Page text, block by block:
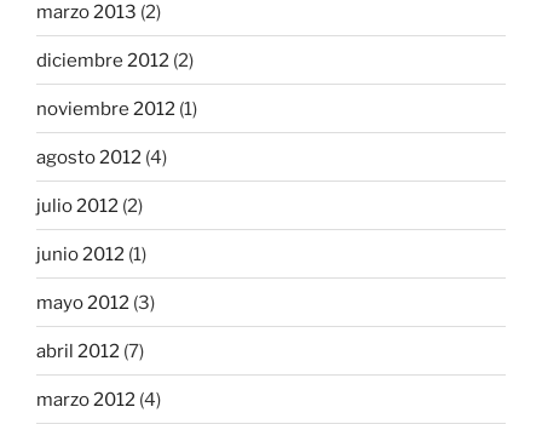
marzo 2013 (2)
diciembre 2012 (2)
noviembre 2012 (1)
agosto 2012 (4)
julio 2012 (2)
junio 2012 (1)
mayo 2012 (3)
abril 2012 (7)
marzo 2012 (4)